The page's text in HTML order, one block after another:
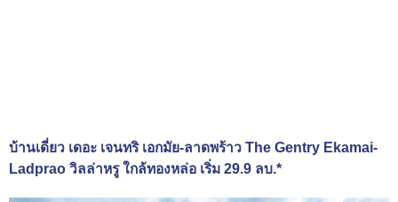
บ้านเดี่ยว เดอะ เจนทริ เอกมัย-ลาดพร้าว The Gentry Ekamai-
Ladprao วิลล่าหรู ใกล้ทองหล่อ เริ่ม 29.9 ลบ.*